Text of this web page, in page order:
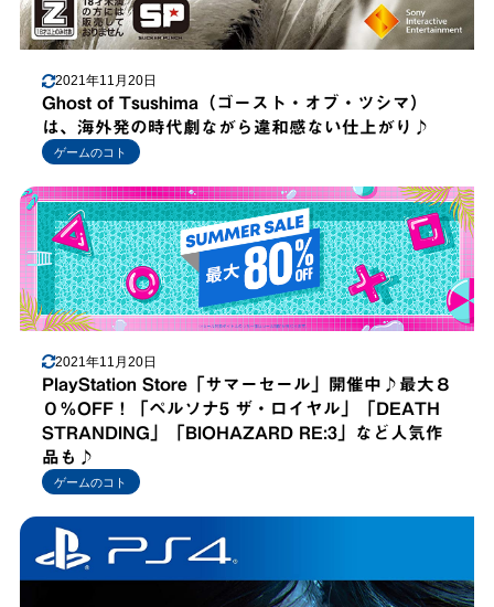
2021年11月20日
Ghost of Tsushima（ゴースト・オブ・ツシマ）
は、海外発の時代劇ながら違和感ない仕上がり♪
ゲームのコト
2021年11月20日
PlayStation Store「サマーセール」開催中♪最大８
０％OFF！「ペルソナ5 ザ・ロイヤル」「DEATH
STRANDING」「BIOHAZARD RE:3」など人気作
品も♪
ゲームのコト